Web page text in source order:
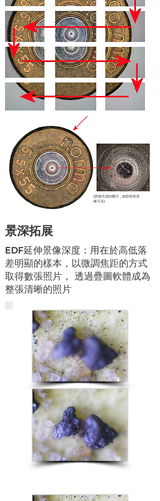
(拼接完成的圖片 , 細節依然清
晰可見)
景深拓展
EDF延伸景像深度：用在於高低落
差明顯的樣本，以微調焦距的方式
取得數張照片， 透過疊圖軟體成為
整張清晰的照片